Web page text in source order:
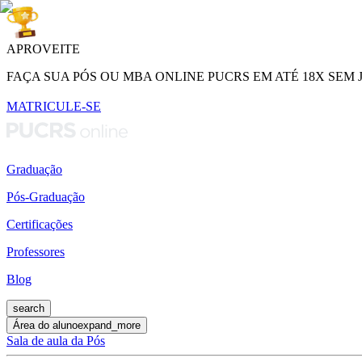
APROVEITE
FAÇA SUA PÓS OU MBA ONLINE PUCRS EM ATÉ 18X SEM
MATRICULE-SE
Graduação
Pós-Graduação
Certificações
Professores
Blog
search
Área do alunoexpand_more
Sala de aula da Pós